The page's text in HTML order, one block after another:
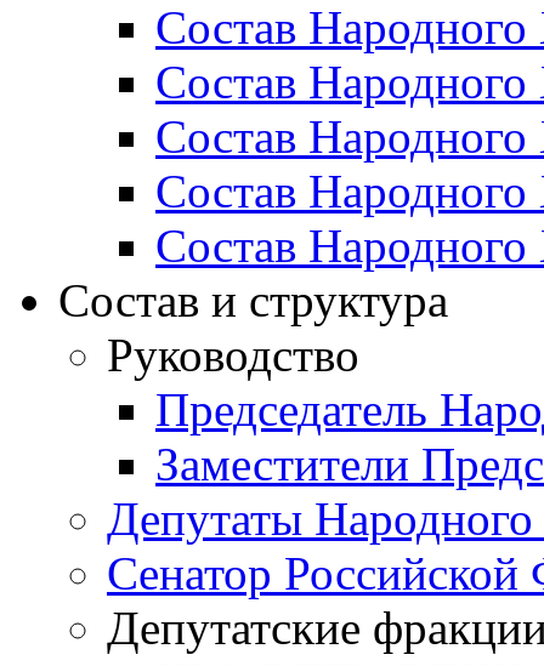
Состав
Состав
Состав
Состав Народного
Состав
Состав и структура
Руководство
Председатель
Заместители
Депутаты
Сенатор Российской
Депутатские